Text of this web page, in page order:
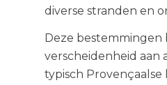
diverse stranden en
Deze bestemmingen
verscheidenheid aan
typisch Provençaalse